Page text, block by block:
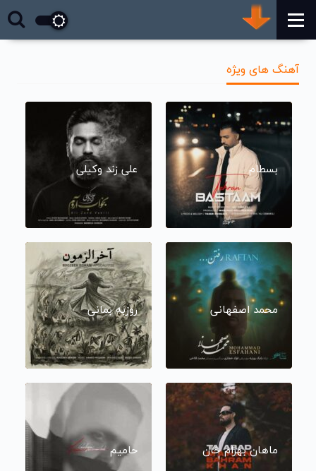
آهنگ های ویژه
بسطام علی زند وکیلی
محمد اصفهانی روزبه بمانی
ماهان بهرام خان حامیم